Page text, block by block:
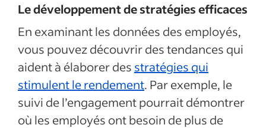
Le développement de stratégies efficaces
En examinant les données des employés,
vous pouvez découvrir des tendances qui
aident à élaborer des stratégies qui
stimulent le rendement. Par exemple, le
suivi de l’engagement pourrait démontrer
où les employés ont besoin de plus de